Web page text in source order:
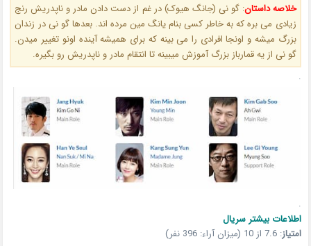
خلاصه داستان:گو نی (جانگ هیوک) در غم از دست دادن مادر و ناپدریش رنج
زیادی می بره که به خاطر کسی بنام یانگ مین مرده اند. بعدها گو نی در زندان
بزرگ میشه و اونجا افرادی را می بینه که برای همیشه آینده اونو تغییر میدن.
گو نی از یه قمارباز بزرگ آموزش میبینه تا انتقام مادر و ناپدریش رو بگیره.
.
.
اطلاعات بیشتر سریال
امتیاز:7.6 از 10 (میزان آراء: 396 نفر)